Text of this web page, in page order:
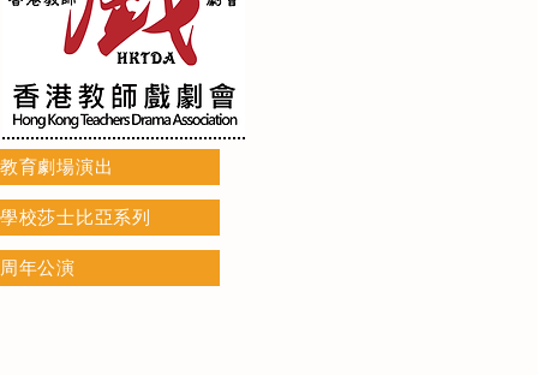
教育劇場演出
學校莎士比亞系列
周年公演